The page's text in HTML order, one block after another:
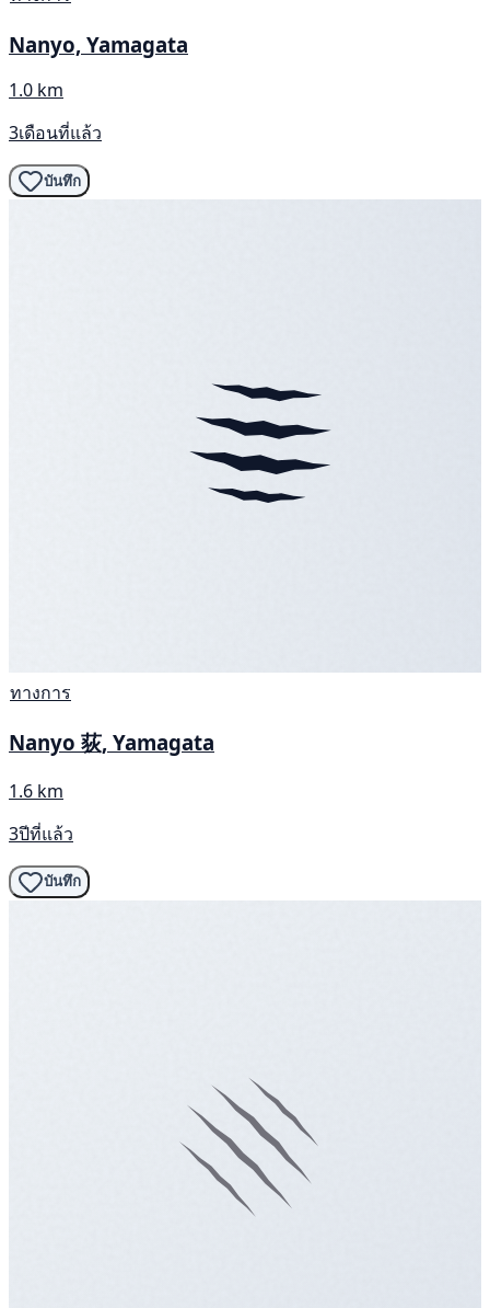
Nanyo, Yamagata
1.0 km
3เดือนที่แล้ว
บันทึก
ทางการ
Nanyo 荻, Yamagata
1.6 km
3ปีที่แล้ว
บันทึก